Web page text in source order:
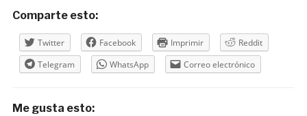
Comparte esto:
Twitter Facebook Imprimir
Reddit
Telegram
WhatsApp Correo electrónico
Me gusta esto: